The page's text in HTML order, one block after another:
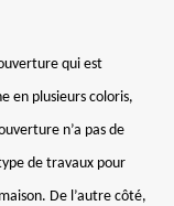
qui est
en plusieurs coloris,
n’a pas de
de travaux pour
De l’autre côté,